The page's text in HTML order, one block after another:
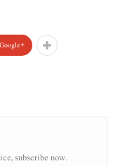
Google+
subscribe now.